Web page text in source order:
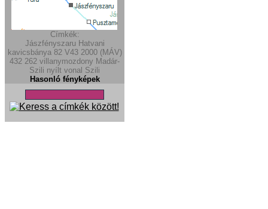
Címkék:
Jászfényszaru Hatvani
kavicsbánya 82 V43 2000 (MÁV)
432 262 villanymozdony Madár-
Szili nyílt vonal Szili
Hasonló fényképek